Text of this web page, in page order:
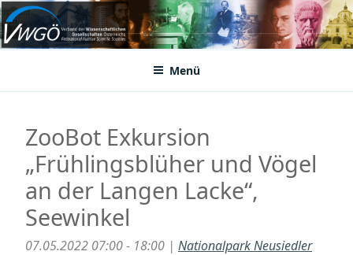
Zum
Inhalt
springenVWGÖ
Federation of Austrian Scientific Societies
Menü
ZooBot Exkursion
„Frühlingsblüher und Vögel
an der Langen Lacke“,
Seewinkel
07.05.2022 07:00 - 18:00 | Nationalpark Neusiedler